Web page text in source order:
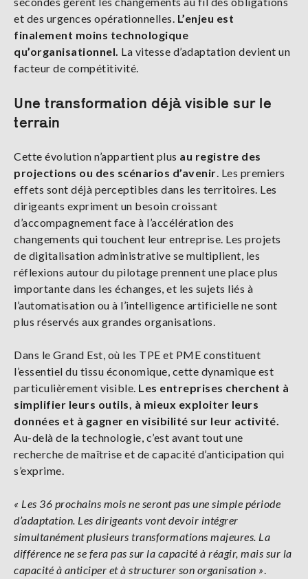
et des urgences opérationnelles. L’enjeu est
finalement moins technologique
qu’organisationnel. La vitesse d’adaptation devient un
facteur de compétitivité.
Une transformation déjà visible sur le
terrain
Cette évolution n’appartient plus au registre des
projections ou des scénarios d’avenir. Les premiers
effets sont déjà perceptibles dans les territoires. Les
dirigeants expriment un besoin croissant
d’accompagnement face à l’accélération des
changements qui touchent leur entreprise. Les projets
de digitalisation administrative se multiplient, les
réflexions autour du pilotage prennent une place plus
importante dans les échanges, et les sujets liés à
l’automatisation ou à l’intelligence artificielle ne sont
plus réservés aux grandes organisations.
Dans le Grand Est, où les TPE et PME constituent
l’essentiel du tissu économique, cette dynamique est
particulièrement visible. Les entreprises cherchent à
simplifier leurs outils, à mieux exploiter leurs
données et à gagner en visibilité sur leur activité.
Au-delà de la technologie, c’est avant tout une
recherche de maîtrise et de capacité d’anticipation qui
s’exprime.
« Les 36 prochains mois ne seront pas une simple période
d’adaptation. Les dirigeants vont devoir intégrer
simultanément plusieurs transformations majeures. La
différence ne se fera pas sur la capacité à réagir, mais sur la
capacité à anticiper et à structurer son organisation ».